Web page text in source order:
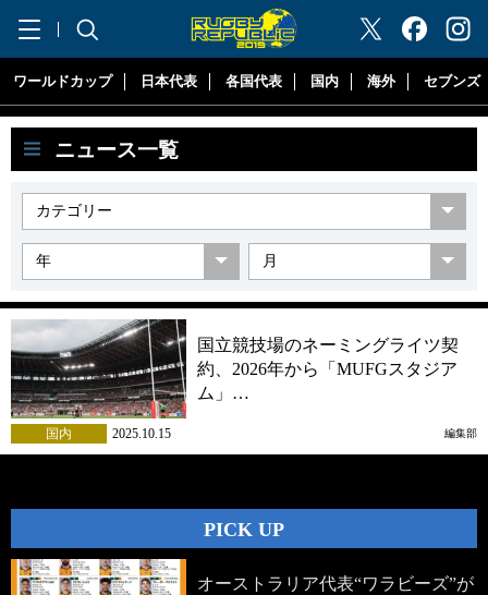
"ラグビーリパブリック"
ワールドカップ 日本代表 各国代表 国内 海外 セブンズ
ニュース一覧
国立競技場のネーミングライツ契
約、2026年から「MUFGスタジア
ム」…
国内 2025.10.15 編集部
PICK UP
オーストラリア代表“ワラビーズ”が